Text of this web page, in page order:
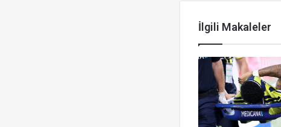
İlgili Makaleler